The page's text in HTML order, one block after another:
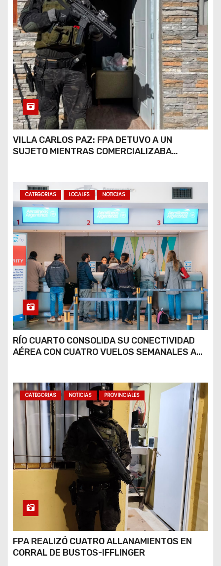
VILLA CARLOS PAZ: FPA DETUVO A UN
SUJETO MIENTRAS COMERCIALIZABA
CATEGORIAS LOCALES NOTICIAS
RÍO CUARTO CONSOLIDA SU CONECTIVIDAD
AÉREA CON CUATRO VUELOS SEMANALES A
CATEGORIAS NOTICIAS PROVINCIALES
FPA REALIZÓ CUATRO ALLANAMIENTOS EN
CORRAL DE BUSTOS-IFFLINGER